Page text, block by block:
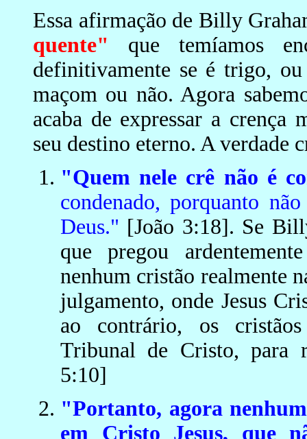
Essa afirmação de Billy
quente" que temíamos
definitivamente se é trigo,
maçom ou não. Agora
acaba de expressar a crença
seu destino eterno. A verdade
"Quem nele crê não é
condenado, porquanto
Deus." [João 3:18]. Se
que pregou
nenhum cristão realmente
julgamento, onde Jesus
ao contrário, os
Tribunal de Cristo, para
5:10]
"Portanto, agora
em Cristo Jesus, que